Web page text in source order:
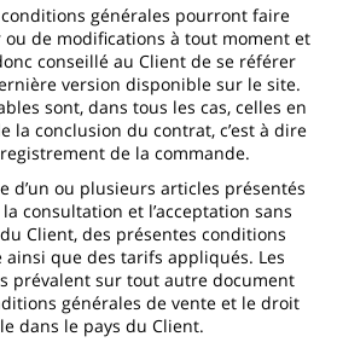
générales pourront faire
de modifications à tout moment et
conseillé au Client de se référer
version disponible sur le site.
sont, dans tous les cas, celles en
la conclusion du contrat, c’est à dire
de la commande.
d’un ou plusieurs articles présentés
consultation et l’acceptation sans
Client, des présentes conditions
ainsi que des tarifs appliqués. Les
prévalent sur tout autre document
générales de vente et le droit
dans le pays du Client.